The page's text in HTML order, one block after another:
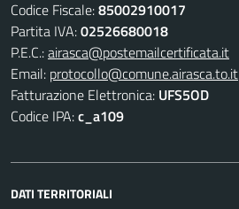
Codice Fiscale:85002910017
Partita IVA:02526680018
P.E.C.:airasca@postemailcertificata.it
Email: protocollo@comune.airasca.to.it
Fatturazione Elettronica: UFS5OD
Codice IPA:c_a109
DATI TERRITORIALI